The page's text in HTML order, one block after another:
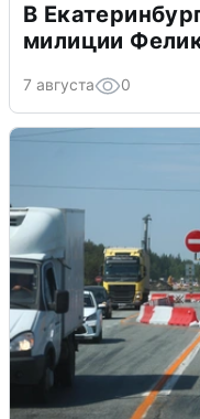
В
милиции
7 августа 0